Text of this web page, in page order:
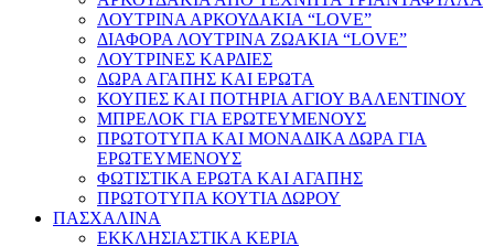
ΛΟΥΤΡΙΝΑ ΑΡΚΟΥΔΑΚΙΑ “LOVE”
ΔΙΑΦΟΡΑ ΛΟΥΤΡΙΝΑ ΖΩΑΚΙΑ “LOVE”
ΛΟΥΤΡΙΝΕΣ ΚΑΡΔΙΕΣ
ΔΩΡΑ ΑΓΑΠΗΣ ΚΑΙ ΕΡΩΤΑ
ΚΟΥΠΕΣ ΚΑΙ ΠΟΤΗΡΙΑ ΑΓΙΟΥ ΒΑΛΕΝΤΙΝΟΥ
ΜΠΡΕΛΟΚ ΓΙΑ ΕΡΩΤΕΥΜΕΝΟΥΣ
ΠΡΩΤΟΤΥΠΑ ΚΑΙ ΜΟΝΑΔΙΚΑ ΔΩΡΑ ΓΙΑ
ΕΡΩΤΕΥΜΕΝΟΥΣ
ΦΩΤΙΣΤΙΚΑ ΕΡΩΤΑ ΚΑΙ ΑΓΑΠΗΣ
ΠΡΩΤΟΤΥΠΑ ΚΟΥΤΙΑ ΔΩΡΟΥ
ΠΑΣΧΑΛΙΝΑ
ΕΚΚΛΗΣΙΑΣΤΙΚΑ ΚΕΡΙΑ